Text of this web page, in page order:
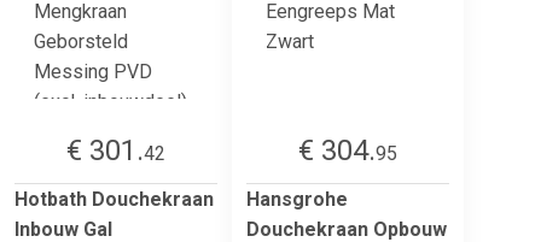
€ 301.42
Hotbath Douchekraan
Inbouw Gal
€ 304.95
Hansgrohe
Douchekraan Opbouw